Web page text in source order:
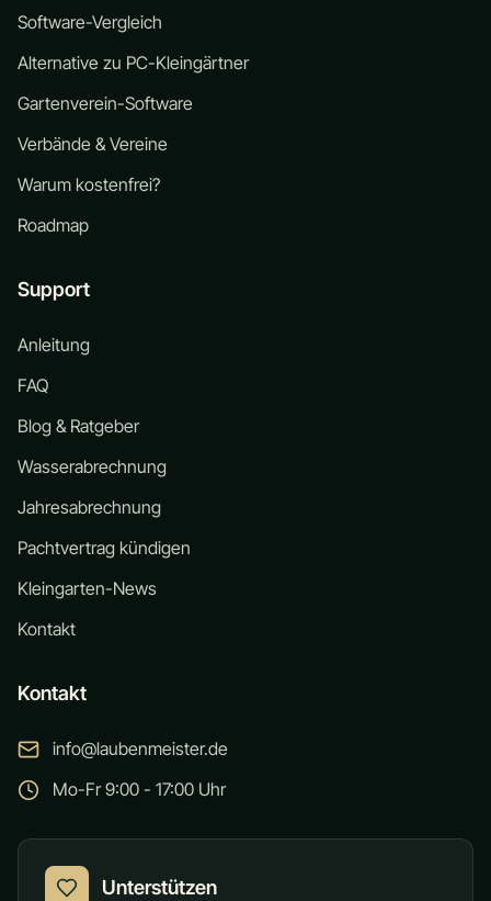
Software-Vergleich
Alternative zu PC-Kleingärtner
Gartenverein-Software
Verbände & Vereine
Warum kostenfrei?
Roadmap
Support
Anleitung
FAQ
Blog & Ratgeber
Wasserabrechnung
Jahresabrechnung
Pachtvertrag kündigen
Kleingarten-News
Kontakt
Kontakt
info@laubenmeister.de
Mo-Fr 9:00 - 17:00 Uhr
Unterstützen